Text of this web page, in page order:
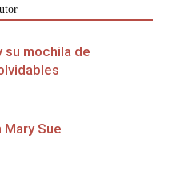
su mochila de
Sue